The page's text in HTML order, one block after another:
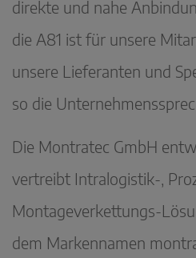
direkte und nahe
die A81 ist für unsere
unsere Lieferanten und
so die
Die Montratec GmbH
vertreibt Intralogistik-,
Montageverkettungs-
dem Markennamen